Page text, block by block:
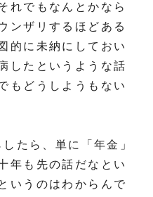
れでもなんとかなら
ンザリするほどある
的に未納にしておい
したというような話
もどうしようもない
たら、単に「年金」
年も先の話だなとい
いうのはわからんで